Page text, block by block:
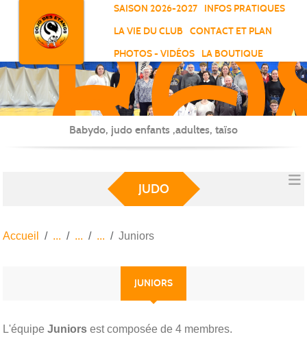
SAISON 2026-2027
INFOS PRATIQUES
LA VIE DU CLUB
CONTACT ET PLAN
PHOTOS - VIDÉOS
LA BOUTIQUE
-
-
Babydo, judo enfants ,adultes, taïso
JUDO
Accueil Juniors
JUNIORS
L'équipe Juniors est composée de 4 membres.
Panneau de gestion des cookies